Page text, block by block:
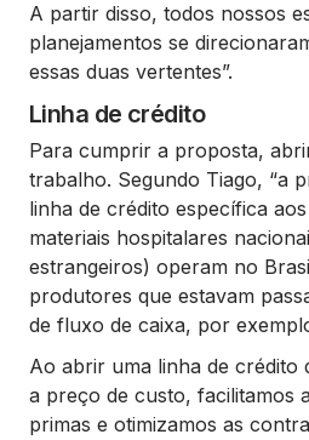
A partir disso, todos nossos
planejamentos se
essas duas vertentes”.
Linha de crédito
Para cumprir a proposta,
trabalho. Segundo Tiago, “a
linha de crédito específica
materiais hospitalares
estrangeiros) operam no
produtores que estavam
de fluxo de caixa, por
Ao abrir uma linha de crédito
a preço de custo, facilitamos
primas e otimizamos as